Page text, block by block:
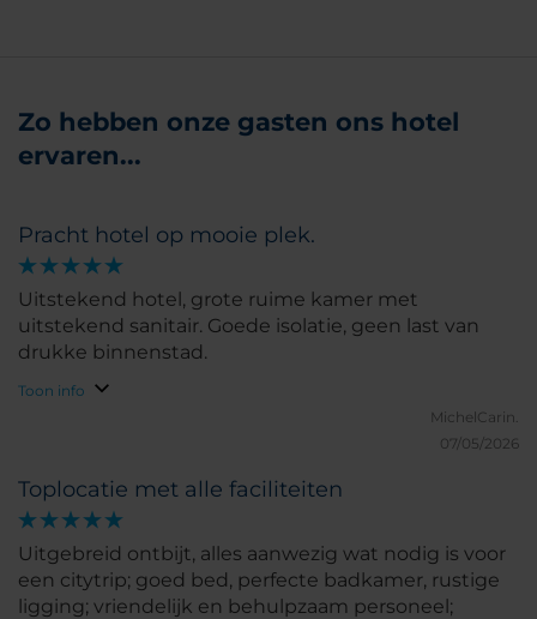
Zo hebben onze gasten ons hotel
ervaren...
Pracht hotel op mooie plek.
Uitstekend hotel, grote ruime kamer met
uitstekend sanitair. Goede isolatie, geen last van
drukke binnenstad.
Toon info
MichelCarin.
07/05/2026
Toplocatie met alle faciliteiten
Uitgebreid ontbijt, alles aanwezig wat nodig is voor
een citytrip; goed bed, perfecte badkamer, rustige
ligging; vriendelijk en behulpzaam personeel;